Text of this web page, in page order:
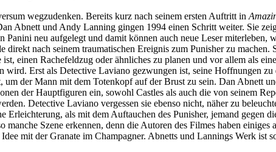
wegzudenken. Bereits kurz nach seinem ersten Auftritt in
Abnett und Andy Lanning gingen 1994 einen Schritt weiter. Sie
neu aufgelegt und damit können auch neue Leser miterleben,
nach seinem traumatischen Ereignis zum Punisher zu machen.
einen Rachefeldzug oder ähnliches zu planen und vor allem als
wird. Erst als Detective Laviano gezwungen ist, seine Hoffnungen
der Mann mit dem Totenkopf auf der Brust zu sein. Dan Abnett
der Hauptfiguren ein, sowohl Castles als auch die von seinem
Detective Laviano vergessen sie ebenso nicht, näher zu
Erleichterung, als mit dem Auftauchen des Punisher, jemand gegen
Szene erkennen, denn die Autoren des Filmes haben einiges
mit der Granate im Champagner. Abnetts und Lannings Werk ist